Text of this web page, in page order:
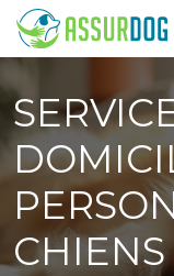
CHIENS